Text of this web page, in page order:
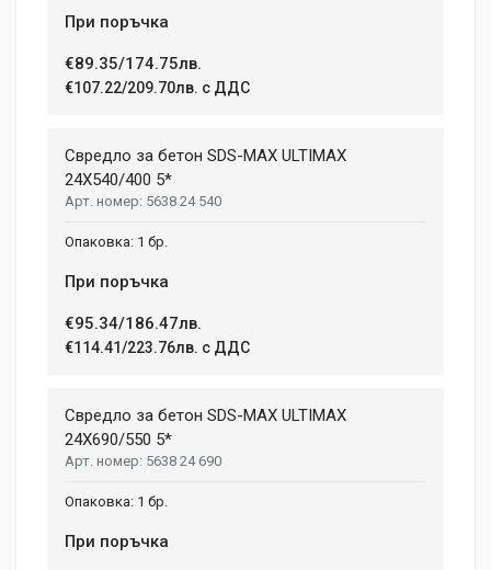
При поръчка
€89.35/174.75лв.
€107.22/209.70лв. с ДДС
Свредло за бетон SDS-MAX ULTIMAX
24X540/400 5*
5638 24 540
1 бр.
При поръчка
€95.34/186.47лв.
€114.41/223.76лв. с ДДС
Свредло за бетон SDS-MAX ULTIMAX
24X690/550 5*
5638 24 690
1 бр.
При поръчка